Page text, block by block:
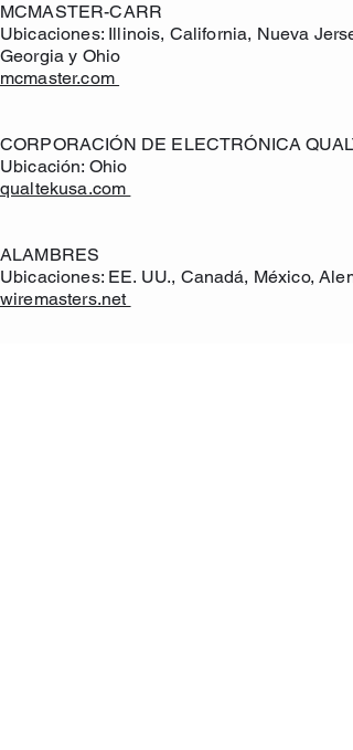
MCMASTER-CARR
Ubicaciones: Illinois, California, Nueva
Georgia y Ohio
mcmaster.com
CORPORACIÓN DE ELECTRÓNICA
Ubicación: Ohio
qualtekusa.com
ALAMBRES
Ubicaciones: EE. UU., Canadá, México,
wiremasters.net